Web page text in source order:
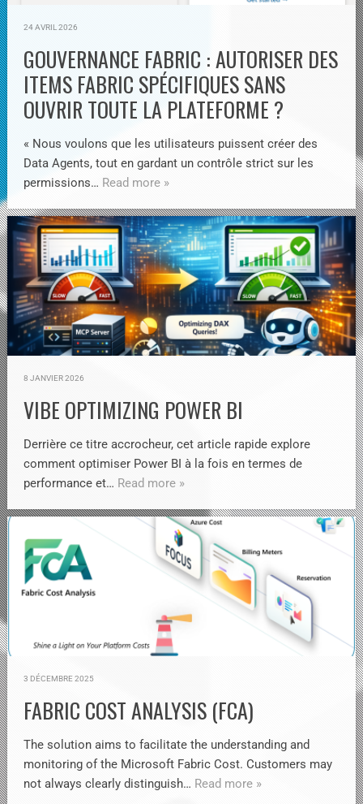
24 AVRIL 2026
GOUVERNANCE FABRIC : AUTORISER DES
ITEMS FABRIC SPÉCIFIQUES SANS
OUVRIR TOUTE LA PLATEFORME ?
« Nous voulons que les utilisateurs puissent créer des
Data Agents, tout en gardant un contrôle strict sur les
permissions… Read more »
8 JANVIER 2026
VIBE OPTIMIZING POWER BI
Derrière ce titre accrocheur, cet article rapide explore
comment optimiser Power BI à la fois en termes de
performance et… Read more »
3 DÉCEMBRE 2025
FABRIC COST ANALYSIS (FCA)
The solution aims to facilitate the understanding and
monitoring of the Microsoft Fabric Cost. Customers may
not always clearly distinguish… Read more »